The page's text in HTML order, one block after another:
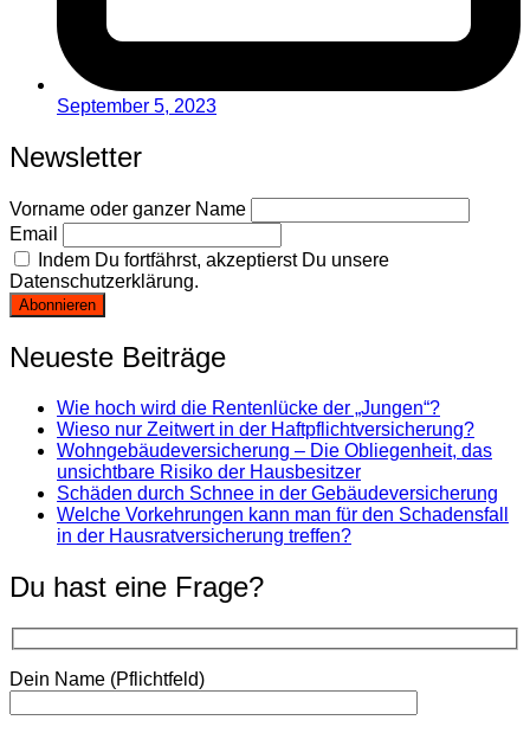
September 5, 2023
Newsletter
Vorname oder ganzer Name
Email
Indem Du fortfährst, akzeptierst Du unsere
Datenschutzerklärung.
Neueste Beiträge
Wie hoch wird die Rentenlücke der „Jungen“?
Wieso nur Zeitwert in der Haftpflichtversicherung?
Wohngebäudeversicherung – Die Obliegenheit, das
unsichtbare Risiko der Hausbesitzer
Schäden durch Schnee in der Gebäudeversicherung
Welche Vorkehrungen kann man für den Schadensfall
in der Hausratversicherung treffen?
Du hast eine Frage?
Dein Name (Pflichtfeld)